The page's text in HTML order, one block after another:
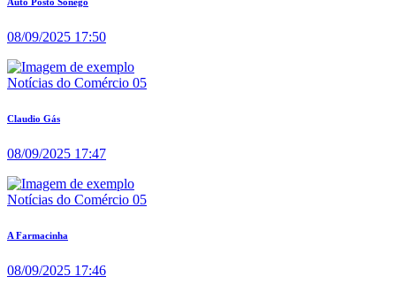
08/09/2025 17:50
Notícias do Comércio 05
Claudio Gás
08/09/2025 17:47
Notícias do Comércio 05
A Farmacinha
08/09/2025 17:46